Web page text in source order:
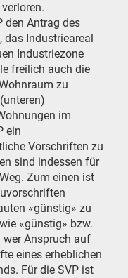
den Antrag des
das Industrieareal
Industriezone
freilich auch die
zu
im
ein
Vorschriften zu
sind indessen für
Zum einen ist
«günstig» zu
«günstig» bzw.
wer Anspruch auf
eines erheblichen
Für die SVP ist